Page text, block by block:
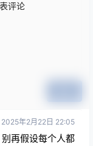
评论
2025年2月22日 22:05
再假设每个人都